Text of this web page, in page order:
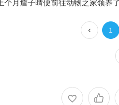
个月詹子晴便前往动物之家领养
1